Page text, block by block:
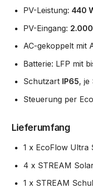
PV-Leistung: 440
PV-Eingang:
AC-gekoppelt mit
Batterie: LFP mit
Schutzart IP65, je
Steuerung per
Lieferumfang
1 x EcoFlow Ultra
4 x STREAM
1 x STREAM